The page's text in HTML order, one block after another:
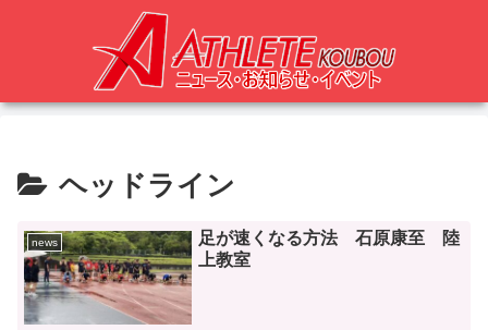
ヘッドライン
news
足が速くなる方法 石原康至 陸
上教室